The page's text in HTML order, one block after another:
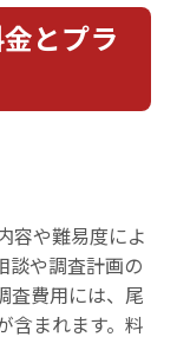
とプラ
容や難易度によ
談や調査計画の
査費用には、尾
含まれます。料